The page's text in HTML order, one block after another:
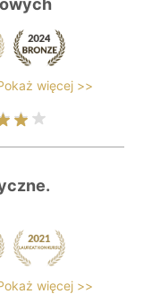
więcej >>
więcej >>